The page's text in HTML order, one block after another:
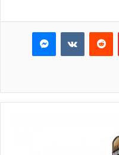
بينتيريست ماسنجر